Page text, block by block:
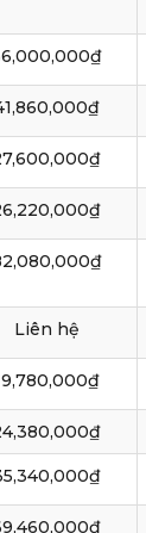
Liên hệ